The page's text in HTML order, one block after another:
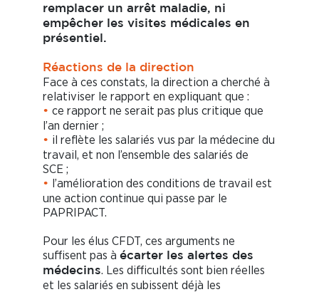
remplacer un arrêt maladie, ni
empêcher les visites médicales en
présentiel.
Réactions de la direction
Face à ces constats, la direction a cherché à
relativiser le rapport en expliquant que :
• ce rapport ne serait pas plus critique que
l’an dernier ;
• il reflète les salariés vus par la médecine du
travail, et non l’ensemble des salariés de
SCE ;
•
l’amélioration des conditions de travail est
une action continue qui passe par le
PAPRIPACT.
Pour les élus CFDT, ces arguments ne
suffisent pas à écarter les alertes des
médecins. Les difficultés sont bien réelles
et les salariés en subissent déjà les